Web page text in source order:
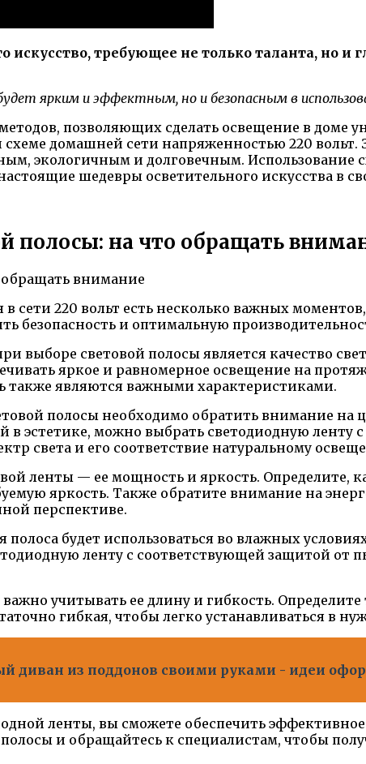
требующее не только таланта, но и
ярким и эффектным, но и безопасным в
позволяющих сделать освещение в
домашней сети напряженностью 220 вольт.
экологичным и долговечным.
шедевры осветительного искусства в
полосы: на что обращать
сети 220 вольт есть несколько важных
безопасность и оптимальную
выборе световой полосы является качество
яркое и равномерное освещение на
также являются важными характеристиками.
полосы необходимо обратить внимание на
в эстетике, можно выбрать светодиодную
света и его соответствие натуральному
ленты — ее мощность и яркость. Определите,
яркость. Также обратите внимание на
перспективе.
полоса будет использоваться во влажных
ленту с соответствующей защитой от
учитывать ее длину и гибкость.
гибкая, чтобы легко устанавливаться в
диван из поддонов своими руками - идеи
ленты, вы сможете обеспечить
и обращайтесь к специалистам, чтобы